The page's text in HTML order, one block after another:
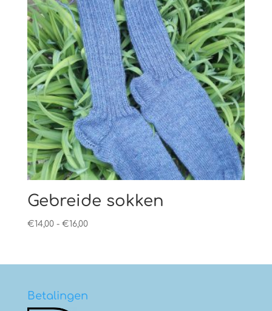
Gebreide sokken
€14,00 - €16,00Prijsklasse:
€16,00
Betalingen